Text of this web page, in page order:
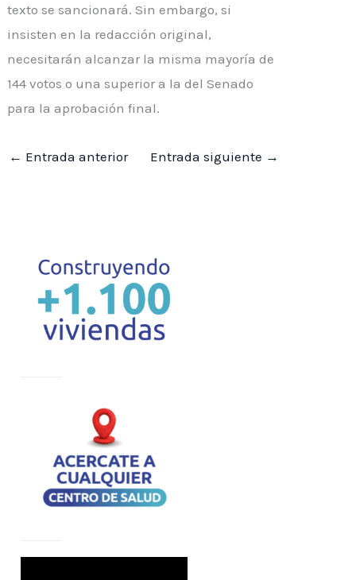
texto se sancionará. Sin embargo, si
insisten en la redacción original,
necesitarán alcanzar la misma mayoría de
144 votos o una superior a la del Senado
para la aprobación final.
← Entrada anterior Entrada siguiente →